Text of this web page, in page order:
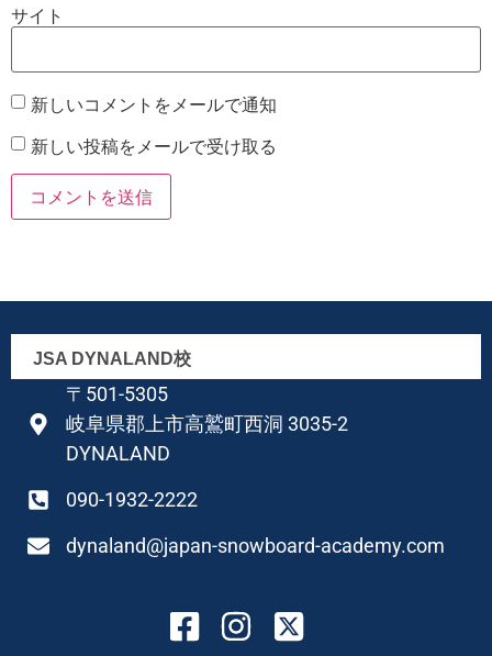
サイト
新しいコメントをメールで通知
新しい投稿をメールで受け取る
JSA DYNALAND校
〒501-5305
岐阜県郡上市高鷲町西洞 3035-2
DYNALAND
090-1932-2222
dynaland@japan-snowboard-academy.com